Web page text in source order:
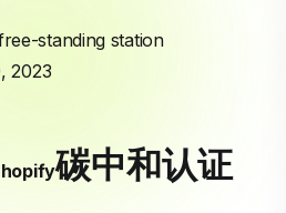
standing station
2023
碳中和认证